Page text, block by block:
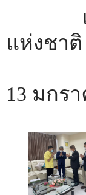
เนื่อ
แห่งชาติ
เมื่
13 มกร